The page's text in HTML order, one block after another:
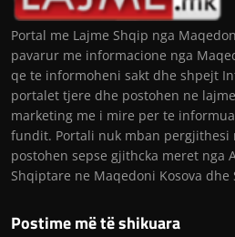
Portal me Lajme Shqip nga
pavarur me informacione nga
qe te informoheni sakt dhe shpejt
portalet tjere dhe postohen ne
marketing me i mire per te
fundit. Portali nuk mban pergjithesi
postohen sepse gjithcka meret nga
Shqiptare ne Maqedoni Kosova dhe
Postime më të shikuara